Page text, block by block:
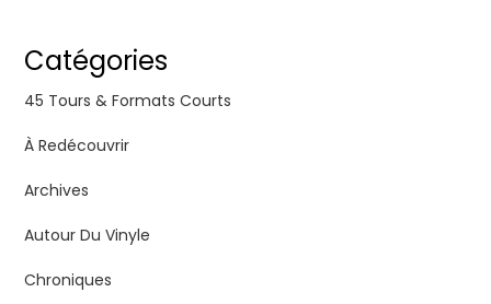
Catégories
45 Tours & Formats Courts
À Redécouvrir
Archives
Autour Du Vinyle
Chroniques